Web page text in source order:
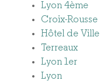
Lyon 4ème
Croix-Rousse
Hôtel de Ville
Terreaux
Lyon 1er
Lyon